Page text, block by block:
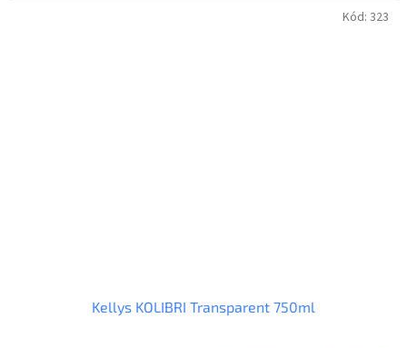
Kellys KOLIBRI Transparent 750ml
Kód: 323